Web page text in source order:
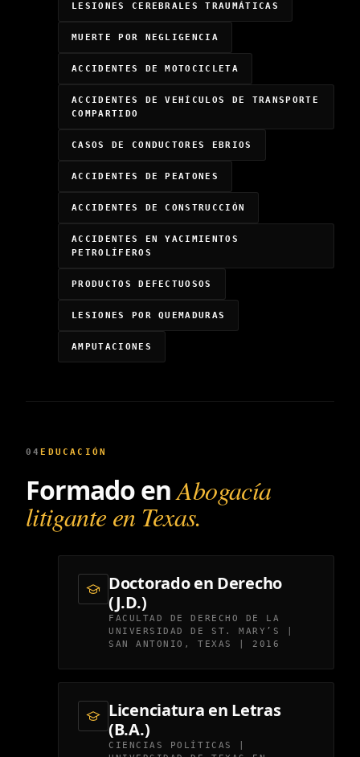
LESIONES CEREBRALES TRAUMÁTICAS
MUERTE POR NEGLIGENCIA
ACCIDENTES DE MOTOCICLETA
ACCIDENTES DE VEHÍCULOS DE TRANSPORTE
COMPARTIDO
CASOS DE CONDUCTORES EBRIOS
ACCIDENTES DE PEATONES
ACCIDENTES DE CONSTRUCCIÓN
ACCIDENTES EN YACIMIENTOS
PETROLÍFEROS
PRODUCTOS DEFECTUOSOS
LESIONES POR QUEMADURAS
AMPUTACIONES
04 EDUCACIÓN
Formado enAbogacía
litigante en Texas.
Doctorado en Derecho
(J.D.)
FACULTAD DE DERECHO DE LA
UNIVERSIDAD DE ST. MARY’S |
SAN ANTONIO, TEXAS | 2016
Licenciatura en Letras
(B.A.)
CIENCIAS POLÍTICAS |